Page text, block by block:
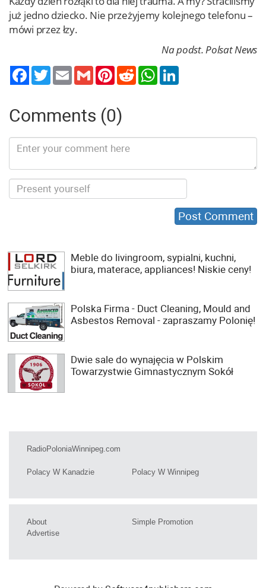
już jedno dziecko. Nie przeżyjemy kolejnego telefonu –
mówi przez łzy.
Na podst. Polsat News
TwitterEmail Gmail PinterestReddit WhatsApp
Comments (0)
Meble do livingroom, sypialni, kuchni,
biura, materace, appliances! Niskie ceny!
Polska Firma - Duct Cleaning, Mould and
Asbestos Removal - zapraszamy Polonię!
Dwie sale do wynajęcia w Polskim
Towarzystwie Gimnastycznym Sokół
RadioPoloniaWinnipeg.com
Polacy W Kanadzie Polacy W Winnipeg
About
Advertise
Simple Promotion